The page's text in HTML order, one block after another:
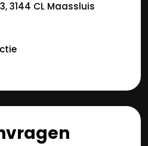
3144 CL Maassluis